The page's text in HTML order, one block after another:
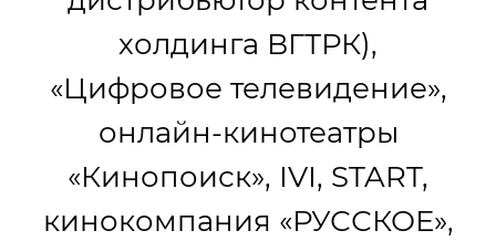
холдинга ВГТРК),
«Цифровое телевидение»,
онлайн-кинотеатры
«Кинопоиск», IVI, START,
кинокомпания «РУССКОЕ»,